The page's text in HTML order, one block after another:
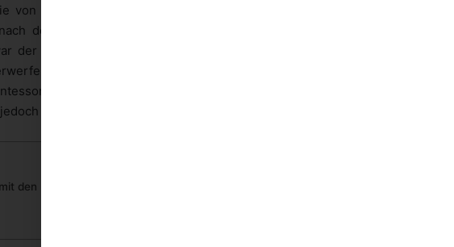
von den meisten Heranwachsenden besucht wird, gibt es da die
der Pädagogik von Maria Montessori richtet und Ende des 19.
der Überzeugung, dass Kinder in deren Persönlichkeit zu achten,
sind und nach ihrem eigenen Lerntempo selbstständig lernen
Schule bei ihren Lehrmethoden von der gewöhnlichen Schule
trotzdem nach dem staatlichen Lehrplan.
den Montessori-Schulen aussieht